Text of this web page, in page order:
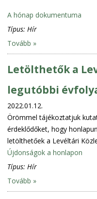
A hónap dokumentuma
Típus: Hír
Tovább »
Letölthetők a
legutóbbi
2022.01.12.
Örömmel tájékoztatjuk
érdeklődőket, hogy
letölthetőek a Levéltári
Újdonságok a honlapon
Típus: Hír
Tovább »